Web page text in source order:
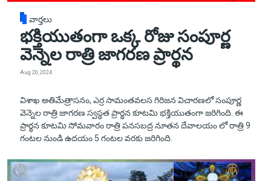
వార్తలు
భక్తియుతంగా ఒక్క రోజు సంపూర్ణ
వెన్నెల రాత్రి జాగరణ ప్రార్థన
Aug 20, 2024
విశాఖ అతిమేత్రాసనం, ఎర్ర సామంతవలస గిరిజన విచారణలో సంపూర్ణ
వెన్నెల రాత్రి జాగరణ స్వస్థత ప్రార్థన కూటమి భక్తియుతంగా జరిగింది. ఈ
ప్రార్థన కూటమి సోమవారం రాత్రి పనసబద్ర నూతన దేవాలయం లో రాత్రి 9
గంటల నుండి ఉదయం 5 గంటల వరకు జరిగింది.